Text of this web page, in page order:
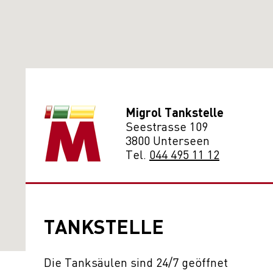
Migrol Tankstelle
Seestrasse 109
3800 Unterseen
Tel. 044 495 11 12
TANKSTELLE
Die Tanksäulen sind 24/7 geöffnet